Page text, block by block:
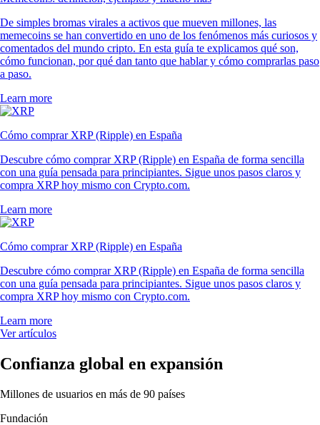
De simples bromas virales a activos que mueven millones, las
memecoins se han convertido en uno de los fenómenos más curiosos y
comentados del mundo cripto. En esta guía te explicamos qué son,
cómo funcionan, por qué dan tanto que hablar y cómo comprarlas paso
a paso.
Learn more
Cómo comprar XRP (Ripple) en España
Descubre cómo comprar XRP (Ripple) en España de forma sencilla
con una guía pensada para principiantes. Sigue unos pasos claros y
compra XRP hoy mismo con Crypto.com.
Learn more
Cómo comprar XRP (Ripple) en España
Descubre cómo comprar XRP (Ripple) en España de forma sencilla
con una guía pensada para principiantes. Sigue unos pasos claros y
compra XRP hoy mismo con Crypto.com.
Learn more
Ver artículos
Confianza global en expansión
Millones de usuarios en más de 90 países
Fundación